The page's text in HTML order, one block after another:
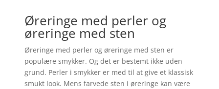
Øreringe med perler og
øreringe med sten
Øreringe med perler og øreringe med sten er
populære smykker. Og det er bestemt ikke uden
grund. Perler i smykker er med til at give et klassisk
smukt look. Mens farvede sten i øreringe kan være